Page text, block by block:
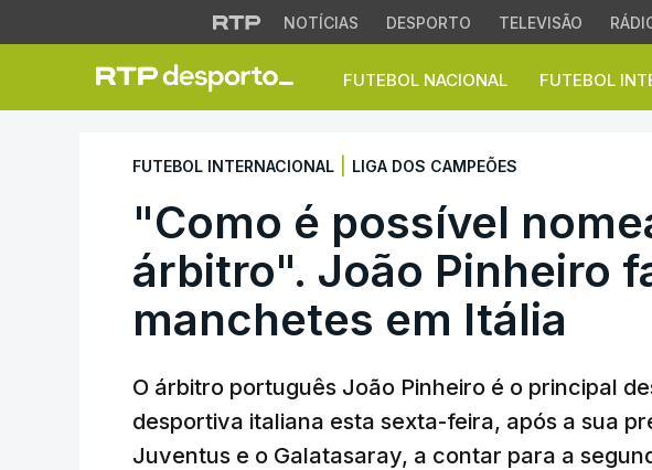
NOTÍCIAS DESPORTO TELEVISÃO
FUTEBOL NACIONAL FUTEBOL
"Como é possível
FUTEBOL INTERNACIONAL LIGA DOS CAMPEÕES
"Como é possível
árbitro". João Pinheiro
manchetes em Itália
O árbitro português João Pinheiro é o principal
desportiva italiana esta sexta-feira, após a sua
Juventus e o Galatasaray, a contar para a